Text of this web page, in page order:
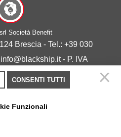
Società Benefit
Brescia - Tel.: +39 030
- P. IVA
-Cookie policy
CONSENTI TUTTI
Funzionali